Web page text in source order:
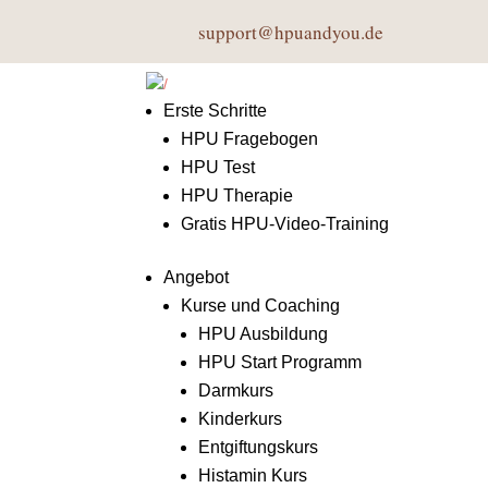
support@hpuandyou.de
Erste Schritte
HPU Fragebogen
HPU Test
HPU Therapie
Gratis HPU-Video-Training
Angebot
Kurse und Coaching
HPU Ausbildung
HPU Start Programm
Darmkurs
Kinderkurs
Entgiftungskurs
Histamin Kurs